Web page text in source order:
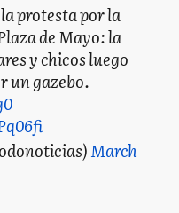
protesta por la
de Mayo: la
y chicos luego
un gazebo.
March